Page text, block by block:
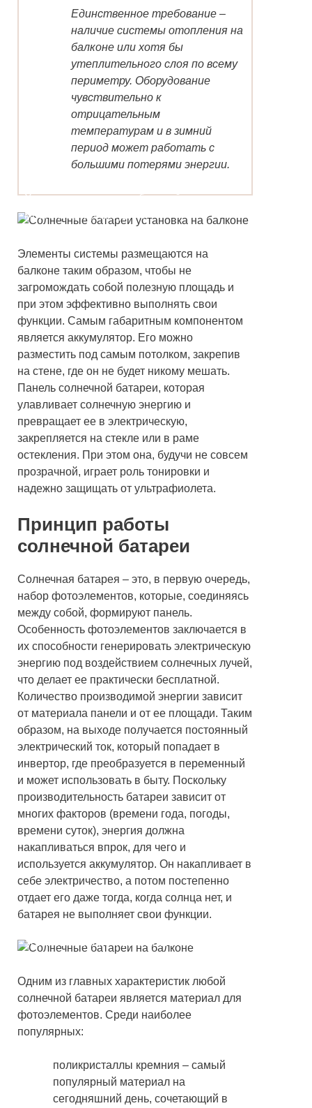
Единственное требование –
наличие системы отопления на
балконе или хотя бы
утеплительного слоя по всему
периметру. Оборудование
чувствительно к
отрицательным
температурам и в зимний
период может работать с
большими потерями энергии.
Установка солнечных батарей в
многоквартирном доме
Элементы системы размещаются на
балконе таким образом, чтобы не
загромождать собой полезную площадь и
при этом эффективно выполнять свои
функции. Самым габаритным компонентом
является аккумулятор. Его можно
разместить под самым потолком, закрепив
на стене, где он не будет никому мешать.
Панель солнечной батареи, которая
улавливает солнечную энергию и
превращает ее в электрическую,
закрепляется на стекле или в раме
остекления. При этом она, будучи не совсем
прозрачной, играет роль тонировки и
надежно защищать от ультрафиолета.
Принцип работы
солнечной батареи
Солнечная батарея – это, в первую очередь,
набор фотоэлементов, которые, соединяясь
между собой, формируют панель.
Особенность фотоэлементов заключается в
их способности генерировать электрическую
энергию под воздействием солнечных лучей,
что делает ее практически бесплатной.
Количество производимой энергии зависит
от материала панели и от ее площади. Таким
образом, на выходе получается постоянный
электрический ток, который попадает в
инвертор, где преобразуется в переменный
и может использовать в быту. Поскольку
производительность батареи зависит от
многих факторов (времени года, погоды,
времени суток), энергия должна
накапливаться впрок, для чего и
используется аккумулятор. Он накапливает в
себе электричество, а потом постепенно
отдает его даже тогда, когда солнца нет, и
батарея не выполняет свои функции.
Установка солнечных батарей на балконе
Одним из главных характеристик любой
солнечной батареи является материал для
фотоэлементов. Среди наиболее
популярных:
поликристаллы кремния – самый
популярный материал на
сегодняшний день, сочетающий в